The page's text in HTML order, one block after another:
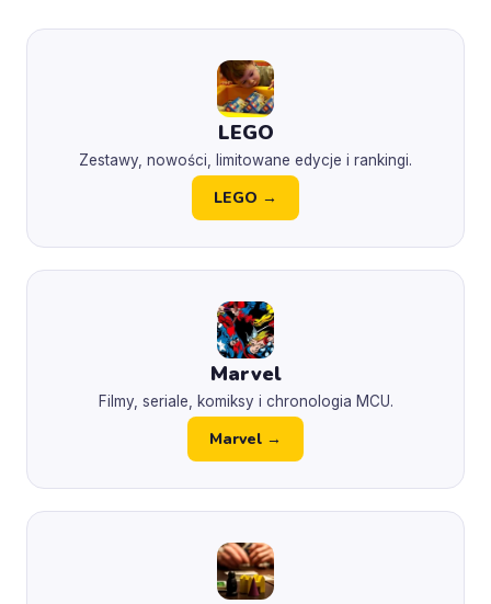
LEGO
Zestawy, nowości, limitowane edycje i rankingi.
LEGO →
Marvel
Filmy, seriale, komiksy i chronologia MCU.
Marvel →